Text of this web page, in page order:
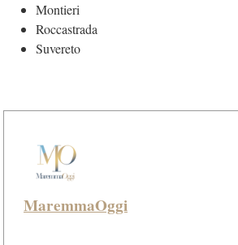
Montieri
Roccastrada
Suvereto
MaremmaOggi